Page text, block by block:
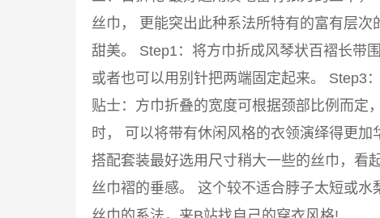
丝巾， 更能突出此种系法所特有的富有层
甜美。 Step1：将方巾折成风琴状百褶长带
或者也可以用别针把两端固定起来。 Step3
贴士：方巾折叠的宽度可根据颈部比例而定
时， 可以将带有休闲风格的衣领演绎得更加
搭配套装最好选用尺寸稍大一些的丝巾，看
丝巾褶的垂感。 这个较不适合脖子太短或水